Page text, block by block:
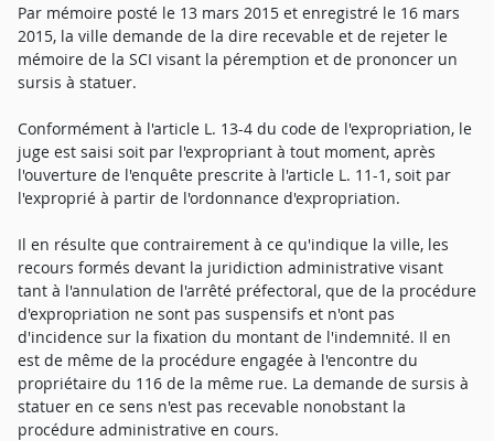
Par mémoire posté le 13 mars 2015 et enregistré le 16 mars
2015, la ville demande de la dire recevable et de rejeter le
mémoire de la SCI visant la péremption et de prononcer un
sursis à statuer.
Conformément à l'article L. 13-4 du code de l'expropriation, le
juge est saisi soit par l'expropriant à tout moment, après
l'ouverture de l'enquête prescrite à l'article L. 11-1, soit par
l'exproprié à partir de l'ordonnance d'expropriation.
Il en résulte que contrairement à ce qu'indique la ville, les
recours formés devant la juridiction administrative visant
tant à l'annulation de l'arrêté préfectoral, que de la procédure
d'expropriation ne sont pas suspensifs et n'ont pas
d'incidence sur la fixation du montant de l'indemnité. Il en
est de même de la procédure engagée à l'encontre du
propriétaire du 116 de la même rue. La demande de sursis à
statuer en ce sens n'est pas recevable nonobstant la
procédure administrative en cours.